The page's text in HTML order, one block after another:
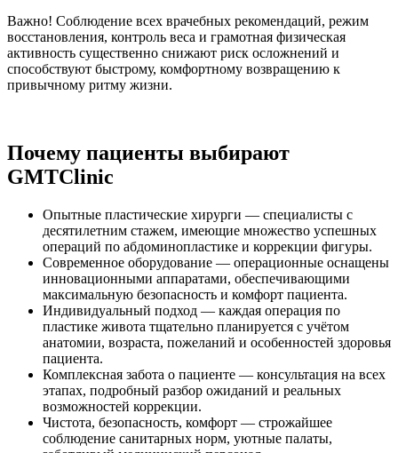
Важно! Соблюдение всех врачебных рекомендаций, режим
восстановления, контроль веса и грамотная физическая
активность существенно снижают риск осложнений и
способствуют быстрому, комфортному возвращению к
привычному ритму жизни.
Почему пациенты выбирают
GMTClinic
Опытные пластические хирурги — специалисты с
десятилетним стажем, имеющие множество успешных
операций по абдоминопластике и коррекции фигуры.
Современное оборудование — операционные оснащены
инновационными аппаратами, обеспечивающими
максимальную безопасность и комфорт пациента.
Индивидуальный подход — каждая операция по
пластике живота тщательно планируется с учётом
анатомии, возраста, пожеланий и особенностей здоровья
пациента.
Комплексная забота о пациенте — консультация на всех
этапах, подробный разбор ожиданий и реальных
возможностей коррекции.
Чистота, безопасность, комфорт — строжайшее
соблюдение санитарных норм, уютные палаты,